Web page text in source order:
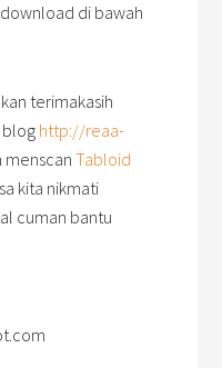
di bawah
terimakasih
blog http://reaa-
menscanTabloid
kita nikmati
cuman bantu